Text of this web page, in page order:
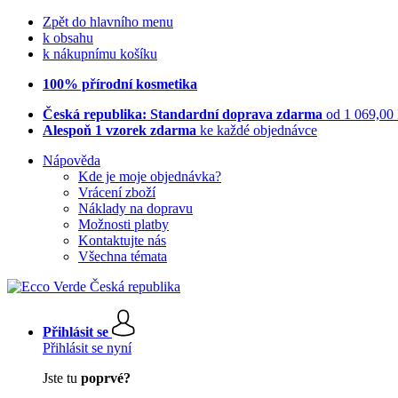
Zpět do hlavního menu
k obsahu
k nákupnímu košíku
100% přírodní kosmetika
Česká republika: Standardní doprava zdarma od 1 069,00
Alespoň 1 vzorek zdarma ke každé objednávce
Nápověda
Kde je moje objednávka?
Vrácení zboží
Náklady na dopravu
Možnosti platby
Kontaktujte nás
Všechna témata
Přihlásit se
Přihlásit se nyní
Jste tu poprvé?